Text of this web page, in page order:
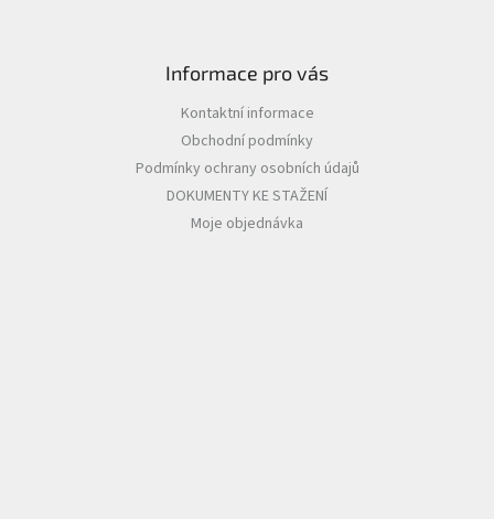
Informace pro vás
Kontaktní informace
Obchodní podmínky
Podmínky ochrany osobních údajů
DOKUMENTY KE STAŽENÍ
Moje objednávka